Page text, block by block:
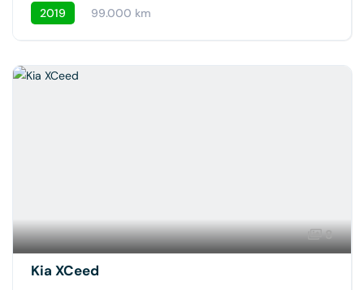
2019 99.000 km
8
Kia XCeed